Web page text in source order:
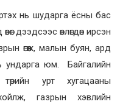
нь шударга ёсны бас
дээдсээс өвлөгдөн ирсэн
өгөөж, малын буян, ард
ундарга юм. Байгалийн
урт хугацааны
газрын хэвлийн